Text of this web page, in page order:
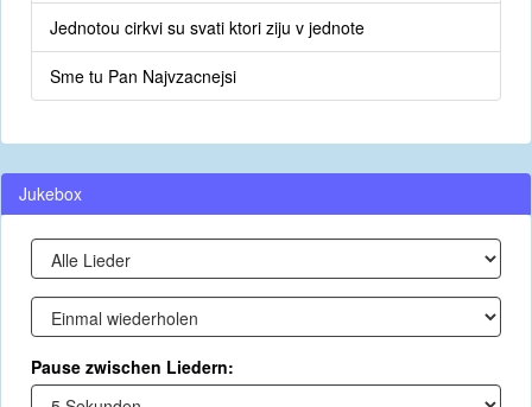
Jednotou cirkvi su svati ktori ziju v jednote
Sme tu Pan Najvzacnejsi
Jukebox
Pause zwischen Liedern: